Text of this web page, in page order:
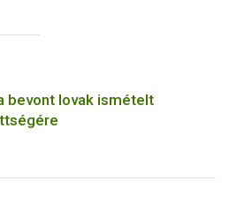
bevont lovak ismételt